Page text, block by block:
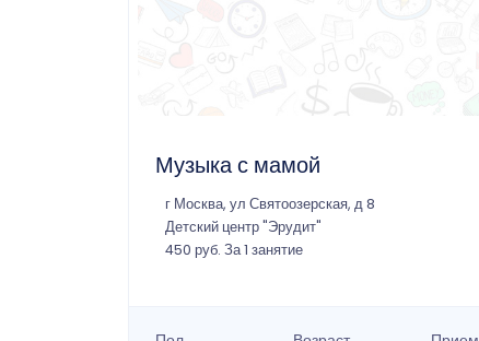
Музыка с мамой
г Москва, ул Святоозерская, д 8
Детский центр "Эрудит"
450 руб. За 1 занятие